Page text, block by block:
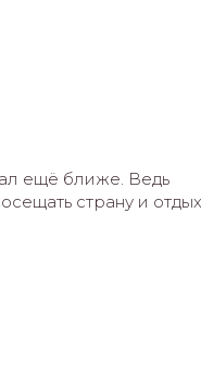
ещё ближе. Ведь
страну и